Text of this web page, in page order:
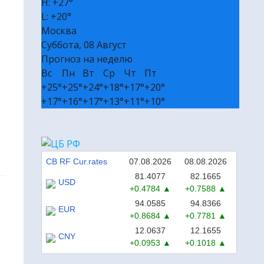
🎭 Билеты в театр и на концерт
₽ Пассивный доход без вложений
✔ Полезные сервисы
❒ Реклама
L: +20°
Москва
Суббота, 08 Август
Прогноз на неделю
Вс
Пн Вт Ср Чт
Пт
+25°+25°+24°+18°+17°+20°
+17°+16°+17°+13°+11°+10°
CB RF Cur.rates 07.08.2026 08.08.2026
USD
81.4077
+0.4784
82.1665
+0.7588
EUR
94.0585
+0.8684
94.8366
+0.7781
CNY
12.0637
+0.0953
12.1655
+0.1018